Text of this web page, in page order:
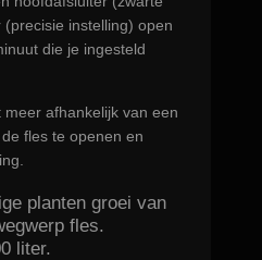
instelling) open
die je ingesteld
afhankelijk van een
fles te openen en
planten groei van
fles.
liter.